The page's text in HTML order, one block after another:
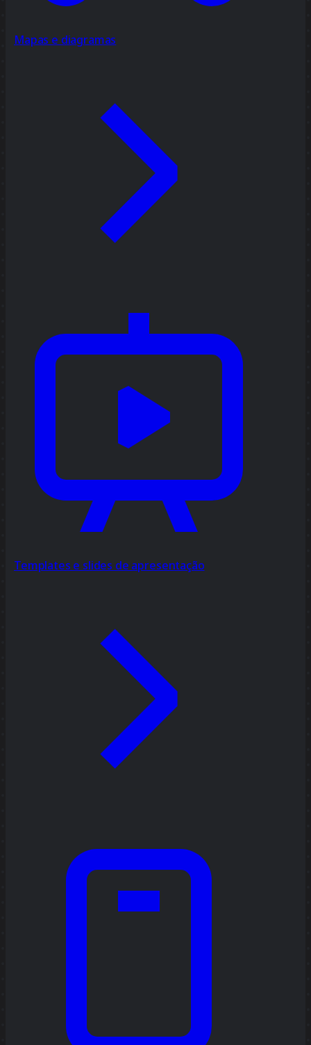
Mapas e diagramas
Templates e slides de apresentação